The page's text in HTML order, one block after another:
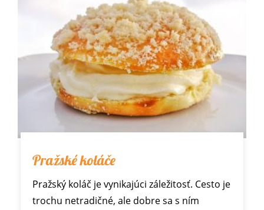
Pražské koláče
Pražský koláč je vynikajúci záležitosť. Cesto je
trochu netradičné, ale dobre sa s ním